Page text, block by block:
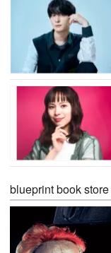
blueprint book store